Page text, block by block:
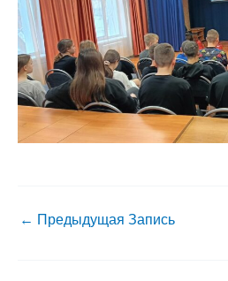
← Предыдущая Запись